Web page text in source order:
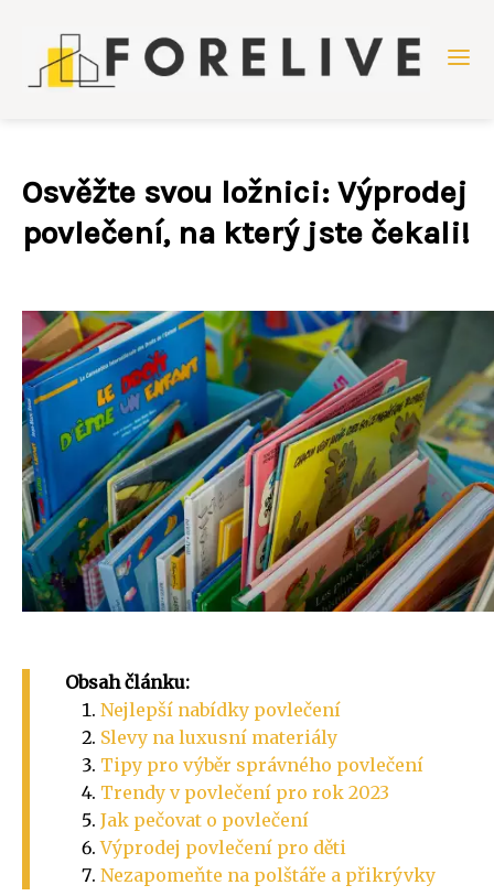
Osvěžte svou ložnici: Výprodej
povlečení, na který jste čekali!
Obsah článku:
Nejlepší nabídky povlečení
Slevy na luxusní materiály
Tipy pro výběr správného povlečení
Trendy v povlečení pro rok 2023
Jak pečovat o povlečení
Výprodej povlečení pro děti
Nezapomeňte na polštáře a přikrývky